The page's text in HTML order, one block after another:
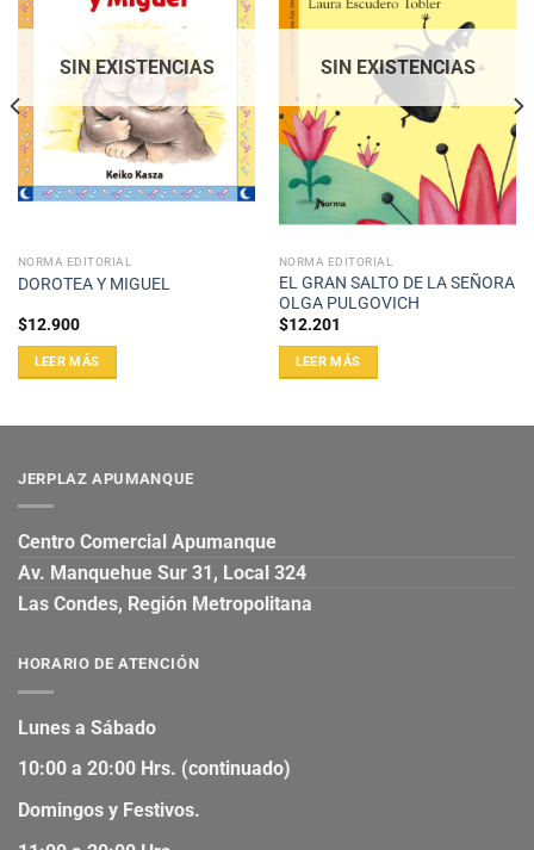
SIN EXISTENCIAS
NORMA EDITORIAL
DOROTEA Y MIGUEL
$12.900
LEER MÁS
SIN EXISTENCIAS
NORMA EDITORIAL
EL GRAN SALTO DE LA SEÑORA
OLGA PULGOVICH
$12.201
LEER MÁS
JERPLAZ APUMANQUE
Centro Comercial Apumanque
Av. Manquehue Sur 31, Local 324
Las Condes, Región Metropolitana
HORARIO DE ATENCIÓN
Lunes a Sábado
10:00 a 20:00 Hrs. (continuado)
Domingos y Festivos.